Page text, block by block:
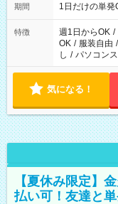
期間 1日だけの単
特徴 週1日からOK /
OK / 服装自由 /
し / パソコン
気になる！
【夏休み限定】
払い可！友達と